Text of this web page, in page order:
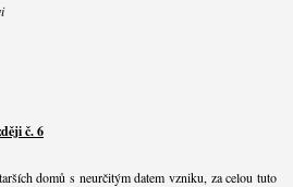
č. 6
domů s neurčitým datem vzniku, za celou tuto